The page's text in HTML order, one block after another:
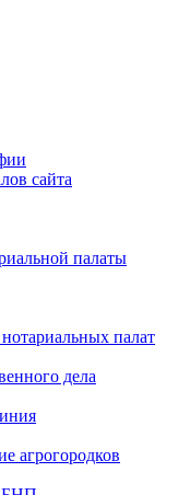
сайта
палаты
палат
дела
агрогородков